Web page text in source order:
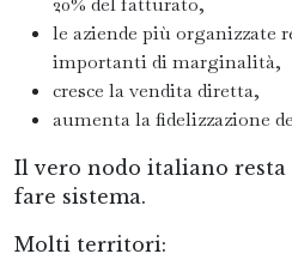
le aziende più organizzate
importanti di marginalità,
cresce la vendita diretta,
aumenta la fidelizzazione
Il vero nodo italiano resta
fare sistema.
Molti territori: